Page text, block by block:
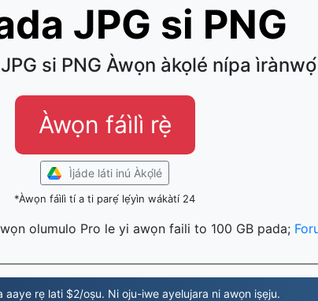
JPG si PNG
si PNG Àwọn àkọlé nípa ìrànwọ́
Àwọn fáìlì rẹ̀
Ìjáde láti inú Àkọ́lé
*Àwọn fáìlì tí a ti parẹ́ lẹ́yìn wákàtí 24
olumulo Pro le yi awọn faili to 100 GB pada;
aaye rẹ lati $2/oṣu. Ni oju-iwe ayelujara ni awọn iṣẹju.